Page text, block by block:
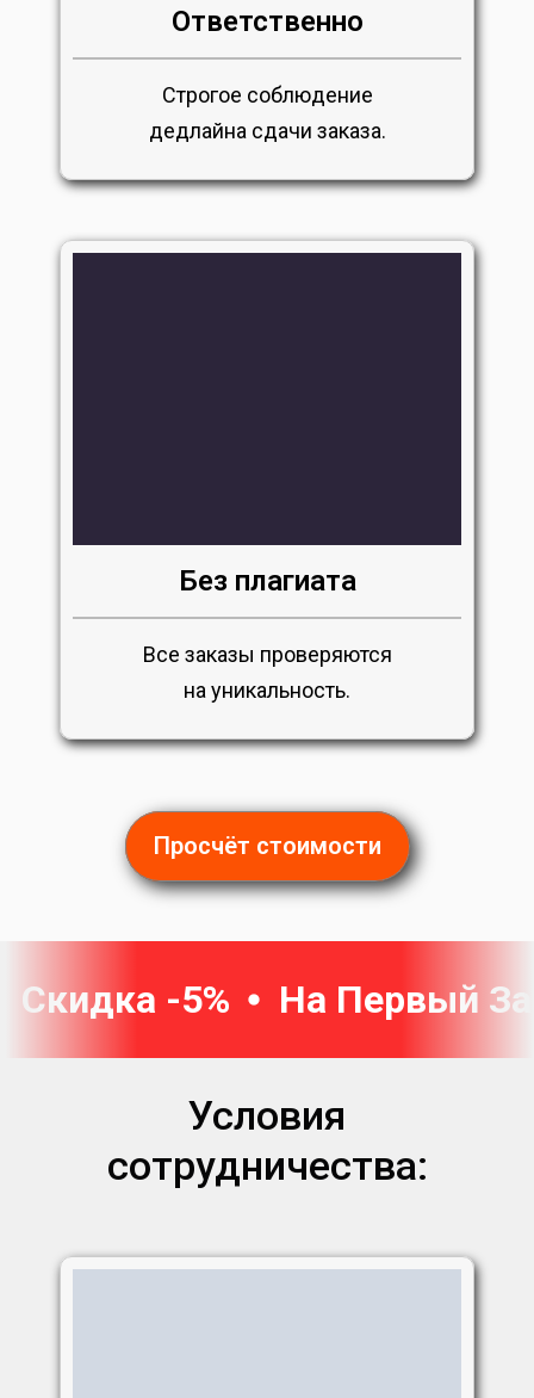
Ответственно
Строгое соблюдение
дедлайна сдачи заказа.
Без плагиата
Все заказы проверяются
на уникальность.
Просчёт стоимости
Условия
сотрудничества:
Скидка -5% На Первый